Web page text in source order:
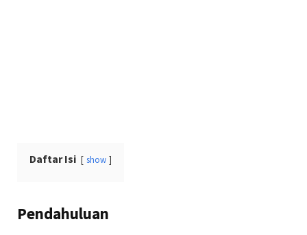
Daftar Isi show
Pendahuluan